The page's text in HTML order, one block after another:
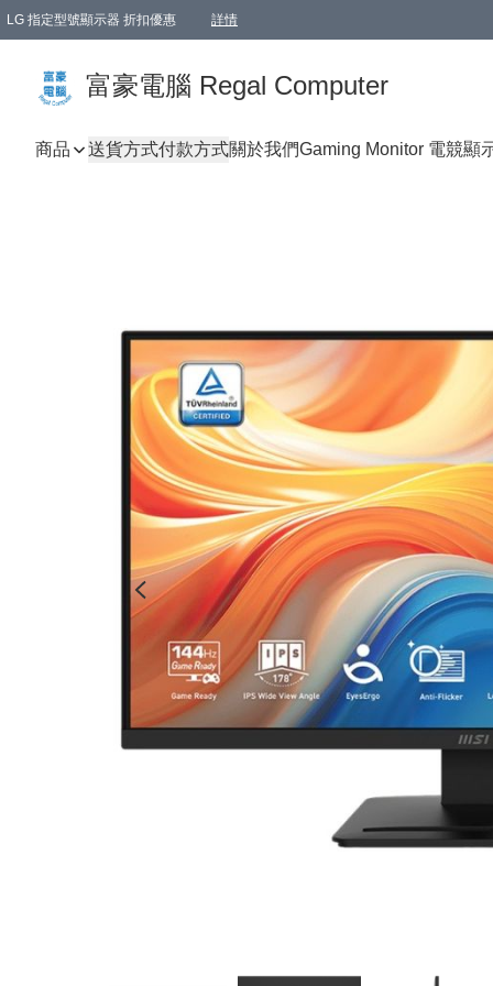
LG 指定型號顯示器 折扣優惠 詳情
富豪電腦 Regal Computer
商品 送貨方式付款方式關於我們Gaming Monitor 電競顯